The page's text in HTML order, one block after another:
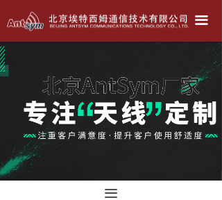
끀
北京埃特西姆---只为生产好天线！！！
公司简介
产品中心
天线定做
联系我们
公司动态
끀